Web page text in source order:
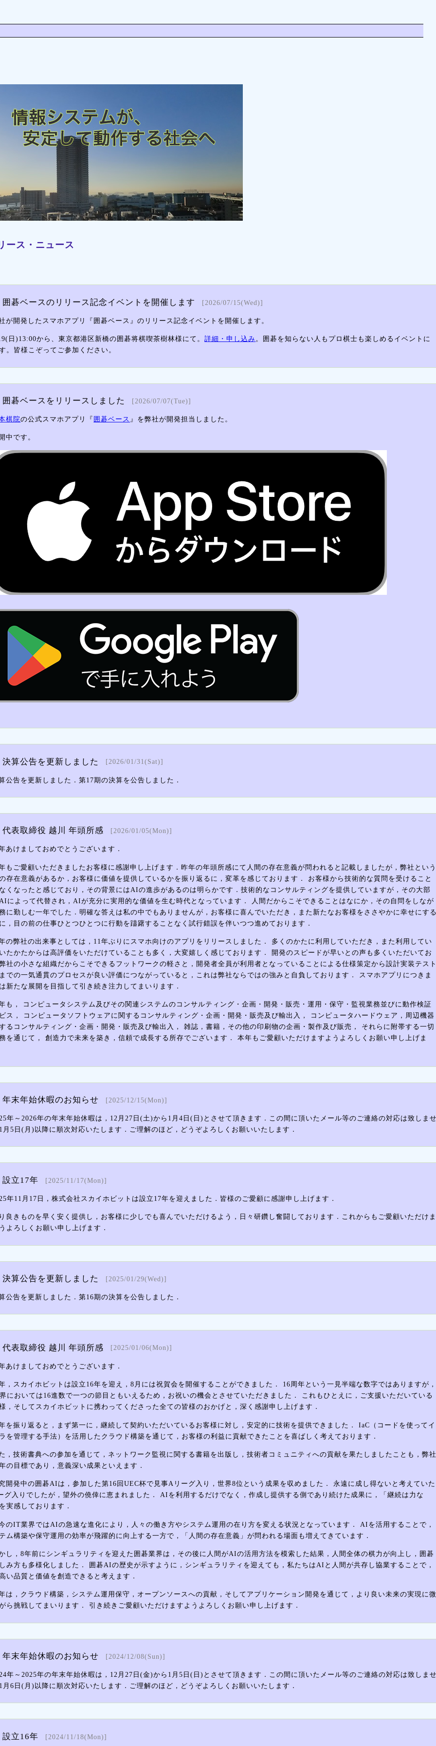
ース・ニュース
囲碁ベースのリリース記念イベントを開催します [2026/07/15(Wed)]
が開発したスマホアプリ『囲碁ベース』のリリース記念イベントを開催します。
日)13:00から、東京都港区新橋の囲碁将棋喫茶樹林様にて。詳細・申し込み。囲碁を知らない人もプロ棋士も楽しめるイベントに
。皆様こぞってご参加ください。
囲碁ベースをリリースしました [2026/07/07(Tue)]
棋院の公式スマホアプリ『囲碁ベース 』を弊社が開発担当しました。
中です。
決算公告を更新しました [2026/01/31(Sat)]
公告を更新しました．第17期の決算を公告しました．
代表取締役 越川 年頭所感 [2026/01/05(Mon)]
あけましておめでとうございます．
もご愛顧いただきましたお客様に感謝申し上げます．昨年の年頭所感にて人間の存在意義が問われると記載しましたが，弊社とい
存在意義があるか，お客様に価値を提供しているかを振り返るに，変革を感じております． お客様から技術的な質問を受けること
くなったと感じており，その背景にはAIの進歩があるのは明らかです．技術的なコンサルティングを提供していますが，その大部
によって代替され，AIが充分に実用的な価値を生む時代となっています． 人間だからこそできることはなにか，その自問をしなが
に勤しむ一年でした．明確な答えは私の中でもありませんが，お客様に喜んでいただき，また新たなお客様をささやかに幸せにす
，目の前の仕事ひとつひとつに行動を躊躇することなく試行錯誤を伴いつつ進めております．
の弊社の出来事としては，11年ぶりにスマホ向けのアプリをリリースしました． 多くのかたに利用していただき，また利用してい
たかたからは高評価をいただけていることも多く，大変嬉しく感じております． 開発のスピードが早いとの声も多くいただいてお
社の小さな組織だからこそできるフットワークの軽さと，開発者全員が利用者となっていることによる仕様策定から設計実装テス
での一気通貫のプロセスが良い評価につながっていると，これは弊社ならではの強みと自負しております． スマホアプリにつきま
新たな展開を目指して引き続き注力してまいります．
も， コンピュータシステム及びその関連システムのコンサルティング・企画・開発・販売・運用・保守・監視業務並びに動作検証
ス， コンピュータソフトウェアに関するコンサルティング・企画・開発・販売及び輸出入， コンピュータハードウェア，周辺機器
るコンサルティング・企画・開発・販売及び輸出入， 雑誌，書籍，その他の印刷物の企画・製作及び販売， それらに附帯する一切
を通じて， 創造力で未来を築き，信頼で成長する所存でございます． 本年もご愛顧いただけますようよろしくお願い申し上げま
年末年始休暇のお知らせ [2025/12/15(Mon)]
年～2026年の年末年始休暇は，12月27日(土)から1月4日(日)とさせて頂きます．この間に頂いたメール等のご連絡の対応は致しま
月5日(月)以降に順次対応いたします．ご理解のほど，どうぞよろしくお願いいたします．
設立17年 [2025/11/17(Mon)]
年11月17日，株式会社スカイホビットは設立17年を迎えました．皆様のご愛顧に感謝申し上げます．
良きものを早く安く提供し，お客様に少しでも喜んでいただけるよう，日々研鑽し奮闘しております．これからもご愛顧いただけ
よろしくお願い申し上げます．
決算公告を更新しました [2025/01/29(Wed)]
公告を更新しました．第16期の決算を公告しました．
代表取締役 越川 年頭所感 [2025/01/06(Mon)]
あけましておめでとうございます．
，スカイホビットは設立16年を迎え，8月には祝賀会を開催することができました． 16周年という一見半端な数字ではありますが
においては16進数で一つの節目ともいえるため，お祝いの機会とさせていただきました． これもひとえに，ご支援いただいている
，そしてスカイホビットに携わってくださった全ての皆様のおかげと，深く感謝申し上げます．
を振り返ると，まず第一に，継続して契約いただいているお客様に対し，安定的に技術を提供できました． IaC（コードを使ってイ
を管理する手法）を活用したクラウド構築を通じて，お客様の利益に貢献できたことを喜ばしく考えております．
，技術書典への参加を通じて，ネットワーク監視に関する書籍を出版し，技術者コミュニティへの貢献を果たしましたことも，弊
の目標であり，意義深い成果といえます．
開発中の囲碁AIは，参加した第16回UEC杯で見事Aリーグ入り，世界8位という成果を収めました． 永遠に成し得ないと考えていた
グ入りでしたが，望外の僥倖に恵まれました． AIを利用するだけでなく，作成し提供する側であり続けた成果に，「継続は力な
実感しております．
のIT業界ではAIの急速な進化により，人々の働き方やシステム運用の在り方を変える状況となっています． AIを活用することで，
ム構築や保守運用の効率が飛躍的に向上する一方で，「人間の存在意義」が問われる場面も増えてきています．
し，8年前にシンギュラリティを迎えた囲碁業界は，その後に人間がAIの活用方法を模索した結果，人間全体の棋力が向上し，囲碁
み方も多様化しました． 囲碁AIの歴史が示すように，シンギュラリティを迎えても，私たちはAIと人間が共存し協業することで，
い品質と価値を創造できると考えます．
は，クラウド構築，システム運用保守，オープンソースへの貢献，そしてアプリケーション開発を通じて，より良い未来の実現に
ら挑戦してまいります． 引き続きご愛顧いただけますようよろしくお願い申し上げます．
年末年始休暇のお知らせ [2024/12/08(Sun)]
年～2025年の年末年始休暇は，12月27日(金)から1月5日(日)とさせて頂きます．この間に頂いたメール等のご連絡の対応は致しま
月6日(月)以降に順次対応いたします．ご理解のほど，どうぞよろしくお願いいたします．
設立16年 [2024/11/18(Mon)]